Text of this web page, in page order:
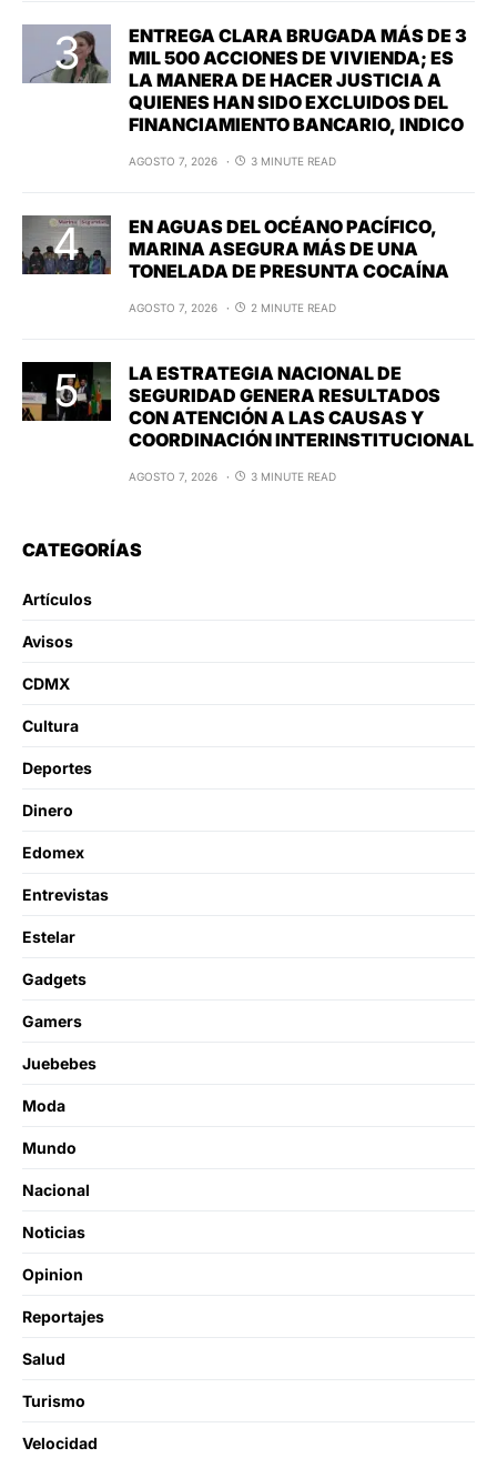
ENTREGA CLARA BRUGADA MÁS DE 3
MIL 500 ACCIONES DE VIVIENDA; ES
LA MANERA DE HACER JUSTICIA A
QUIENES HAN SIDO EXCLUIDOS DEL
FINANCIAMIENTO BANCARIO, INDICO
AGOSTO 7, 2026 3 MINUTE READ
EN AGUAS DEL OCÉANO PACÍFICO,
MARINA ASEGURA MÁS DE UNA
TONELADA DE PRESUNTA COCAÍNA
AGOSTO 7, 2026 2 MINUTE READ
LA ESTRATEGIA NACIONAL DE
SEGURIDAD GENERA RESULTADOS
CON ATENCIÓN A LAS CAUSAS Y
COORDINACIÓN INTERINSTITUCIONAL
AGOSTO 7, 2026 3 MINUTE READ
CATEGORÍAS
Artículos
Avisos
CDMX
Cultura
Deportes
Dinero
Edomex
Entrevistas
Estelar
Gadgets
Gamers
Juebebes
Moda
Mundo
Nacional
Noticias
Opinion
Reportajes
Salud
Turismo
Velocidad